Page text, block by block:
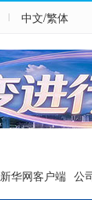
中文/繁体
新华网客户端 公